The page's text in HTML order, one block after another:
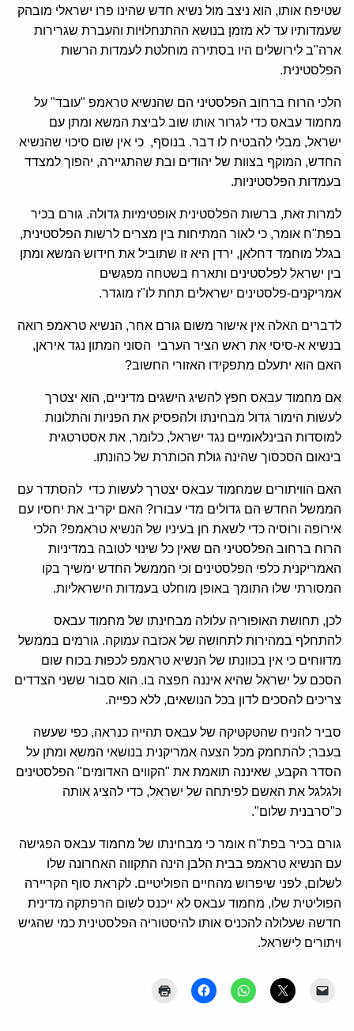
שטיפח אותו, הוא ניצב מול נשיא חדש שהינו פרו ישראלי מובהק
שעמדותיו עד לא מזמן בנושא ההתנחלויות והעברת שגרירות
ארה"ב לירושלים היו בסתירה מוחלטת לעמדות הרשות
הפלסטינית.
הלכי הרוח ברחוב הפלסטיני הם שהנשיא טראמפ "עובד" על
מחמוד עבאס כדי לגרור אותו שוב לביצת המשא ומתן עם
ישראל, מבלי להבטיח לו דבר. בנוסף, כי אין שום סיכוי שהנשיא
החדש, המוקף בצוות של יהודים ובת שהתגיירה, יהפוך למצדד
בעמדות הפלסטיניות.
למרות זאת, ברשות הפלסטינית אופטימיות גדולה. גורם בכיר
בפת"ח אומר, כי לאור המתיחות בין מצרים לרשות הפלסטינית,
בגלל מוחמד דחלאן, ירדן היא זו שתוביל את חידוש המשא ומתן
בין ישראל לפלסטינים ותארח בשטחה מפגשים
אמריקנים-פלסטינים ישראלים תחת לו"ז מוגדר.
לדברים האלה אין אישור משום גורם אחר, הנשיא טראמפ רואה
בנשיא א-סיסי את ראש הציר הערבי הסוני המתון נגד איראן,
האם הוא יתעלם מתפקידו האזורי החשוב?
אם מחמוד עבאס חפץ להשיג הישגים מדיניים, הוא יצטרך
לעשות הימור גדול מבחינתו ולהפסיק את הפניות והתלונות
למוסדות הבינלאומיים נגד ישראל, כלומר, את אסטרטגית
בינאום הסכסוך שהינה גולת הכותרת של כהונתו.
האם הוויתורים שמחמוד עבאס יצטרך לעשות כדי להסתדר עם
הממשל החדש הם גדולים מדי עבורו? האם יקריב את יחסיו עם
אירופה ורוסיה כדי לשאת חן בעיניו של הנשיא טראמפ? הלכי
הרוח ברחוב הפלסטיני הם שאין כל שינוי לטובה במדיניות
האמריקנית כלפי הפלסטינים וכי הממשל החדש ימשיך בקו
המסורתי שלו התומך באופן מוחלט בעמדות הישראליות.
לכן, תחושת האופוריה עלולה מבחינתו של מחמוד עבאס
להתחלף במהירות לתחושה של אכזבה עמוקה. גורמים בממשל
מדווחים כי אין בכוונתו של הנשיא טראמפ לכפות בכוח שום
הסכם על ישראל שהיא איננה חפצה בו. הוא סבור ששני הצדדים
צריכים להסכים לדון בכל הנושאים, ללא כפייה.
סביר להניח שהטקטיקה של עבאס תהייה כנראה, כפי שעשה
בעבר; להתחמק מכל הצעה אמריקנית בנושאי המשא ומתן על
הסדר הקבע, שאיננה תואמת את "הקווים האדומים" הפלסטינים
ולגלגל את האשם לפיתחה של ישראל, כדי להציג אותה
כ"סרבנית שלום".
גורם בכיר בפת"ח אומר כי מבחינתו של מחמוד עבאס הפגישה
עם הנשיא טראמפ בבית הלבן הינה התקווה האחרונה שלו
לשלום, לפני שיפרוש מהחיים הפוליטיים. לקראת סוף הקריירה
הפוליטית שלו, מחמוד עבאס לא ייכנס לשום הרפתקה מדינית
חדשה שעלולה להכניס אותו להיסטוריה הפלסטינית כמי שהגיש
ויתורים לישראל.